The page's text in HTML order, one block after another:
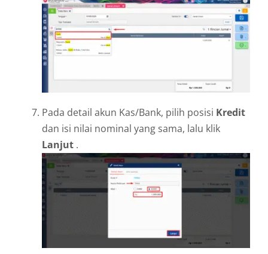
Pada detail akun Kas/Bank, pilih posisi Kredit
dan isi nilai nominal yang sama, lalu klik
Lanjut .